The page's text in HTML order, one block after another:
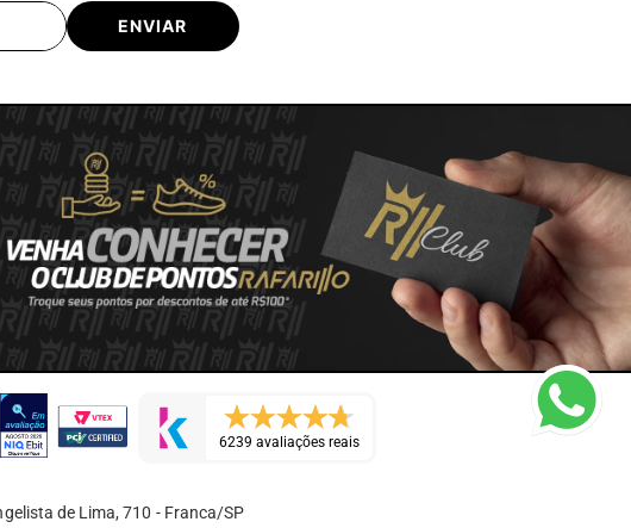
ENVIAR
6239 avaliações reais
de Lima, 710 - Franca/SP